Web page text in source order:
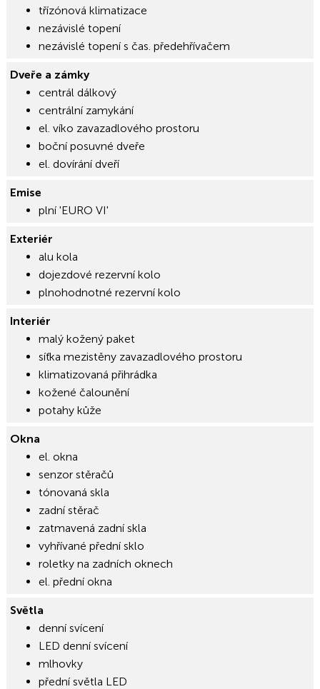
třízónová klimatizace
nezávislé topení
nezávislé topení s čas. předehřívačem
Dveře a zámky
centrál dálkový
centrální zamykání
el. víko zavazadlového prostoru
boční posuvné dveře
el. dovírání dveří
Emise
plní 'EURO VI'
Exteriér
alu kola
dojezdové rezervní kolo
plnohodnotné rezervní kolo
Interiér
malý kožený paket
síťka mezistěny zavazadlového prostoru
klimatizovaná přihrádka
kožené čalounění
potahy kůže
Okna
el. okna
senzor stěračů
tónovaná skla
zadní stěrač
zatmavená zadní skla
vyhřívané přední sklo
roletky na zadních oknech
el. přední okna
Světla
denní svícení
LED denní svícení
mlhovky
přední světla LED